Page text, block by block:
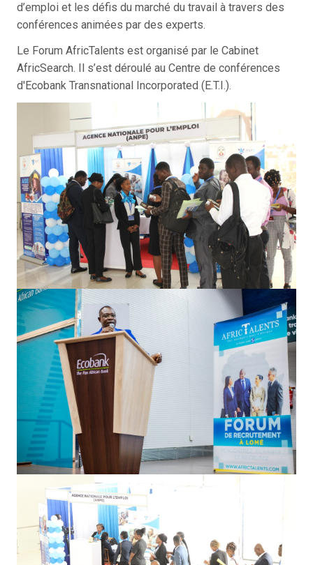
d’emploi et les défis du marché du travail à travers des
conférences animées par des experts.
Le Forum AfricTalents est organisé par le Cabinet
AfricSearch. Il s’est déroulé au Centre de conférences
d'Ecobank Transnational Incorporated (E.T.I.).